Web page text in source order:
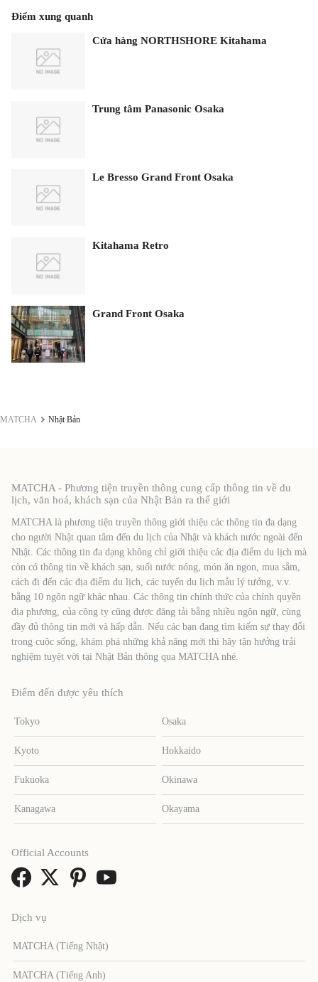
Điểm xung quanh
Cửa hàng NORTHSHORE Kitahama
Trung tâm Panasonic Osaka
Le Bresso Grand Front Osaka
Kitahama Retro
Grand Front Osaka
MATCHA Nhật Bản
MATCHA - Phương tiện truyền thông cung cấp thông tin về du
lịch, văn hoá, khách sạn của Nhật Bản ra thế giới
MATCHA là phương tiện truyền thông giới thiệu các thông tin đa dạng
cho người Nhật quan tâm đến du lịch của Nhật và khách nước ngoài đến
Nhật. Các thông tin đa dạng không chỉ giới thiệu các địa điểm du lịch mà
còn có thông tin về khách sạn, suối nước nóng, món ăn ngon, mua sắm,
cách đi đến các địa điểm du lịch, các tuyến du lịch mẫu lý tưởng, v.v.
bằng 10 ngôn ngữ khác nhau. Các thông tin chính thức của chính quyền
địa phương, của công ty cũng được đăng tải bằng nhiều ngôn ngữ, cùng
đầy đủ thông tin mới và hấp dẫn. Nếu các bạn đang tìm kiếm sự thay đổi
trong cuộc sống, khám phá những khả năng mới thì hãy tận hưởng trải
nghiệm tuyệt vời tại Nhật Bản thông qua MATCHA nhé.
Điểm đến được yêu thích
Tokyo Osaka
Kyoto Hokkaido
Fukuoka Okinawa
Kanagawa Okayama
Dịch vụ
MATCHA (Tiếng Nhật)
MATCHA (Tiếng Anh)
Official Accounts